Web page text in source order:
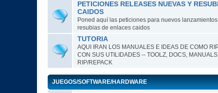
PETICIONES RELEASES NUEVAS Y
CAIDOS
Poned aquí las peticiones para nuevos
resubias de enlaces caidos
TUTORIA
AQUI IRAN LOS MANUALES E IDEAS DE COMO
CON SUS UTILIDADES -- TOOLZ, DOCS,
RIP/REPACK
JUEGOS/SOFTWARE/HARDWARE